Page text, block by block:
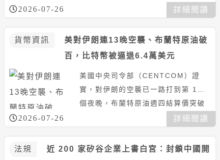
Patrick Witt 則說自己「稍微...
2026-07-26 詳細閲讀
貨幣資訊
美對伊朗連13晚空襲、布蘭特原油破
百，比特幣被逼退6.4萬美元
美國中央司令部（CENTCOM）證
實，對伊朗的空襲已一路打到第 13
個夜晚，布蘭特原油週四結算價突破
100 美元、寫下 5 月以來新高。與
2026-07-26 詳細閲讀
法規
近 200 家矽谷企業上書白宮：封鎖中國開